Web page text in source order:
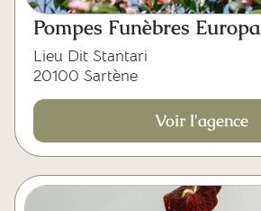
Pompes Funèbres Europa
Lieu Dit Stantari
20100 Sartène
Voir l'agence